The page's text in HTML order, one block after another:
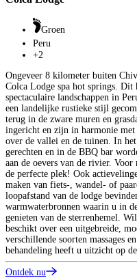
Groen
Peru
+2
Ongeveer 8 kilometer buiten
Colca Lodge spa hot springs. Dit
spectaculaire landschappen in
een landelijke rustieke stijl
terug in de zware muren en
ingericht en zijn in harmonie
over de vallei en de tuinen. In
gerechten en in de BBQ bar
aan de oevers van de rivier.
de perfecte plek! Ook
maken van fiets-, wandel- of
loopafstand van de lodge
warmwaterbronnen waarin u in
genieten van de sterrenhemel.
beschikt over een uitgebreide,
verschillende soorten massages
behandeling heeft u uitzicht op
Ontdek nu